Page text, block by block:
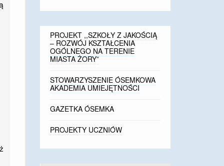
PROJEKT ,,SZKOŁY Z JAKOŚCIĄ
– ROZWÓJ KSZTAŁCENIA
OGÓLNEGO NA TERENIE
MIASTA ŻORY”
STOWARZYSZENIE ÓSEMKOWA
AKADEMIA UMIEJĘTNOŚCI
GAZETKA ÓSEMKA
PROJEKTY UCZNIÓW